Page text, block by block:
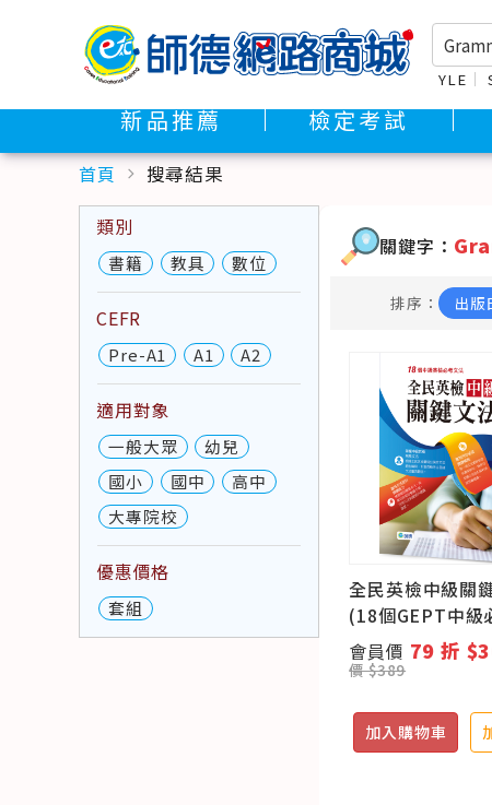
YLE
新品推薦 檢定考試
首頁 chevron_right 搜尋結果
類別
書籍 教具 數位
CEFR
Pre-A1 A1 A2
適用對象
一般大眾
幼兒
國小
國中
高中
大專院校
優惠價格
套組
關鍵字：
排序： 出版
全民英檢中級關
(18個GEPT中級
法)
會員價 79 折
價 $389
加入購物車